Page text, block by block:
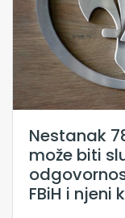
Nestanak
može biti
FBiH i njeni